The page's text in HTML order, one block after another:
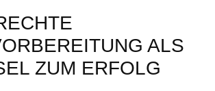
ALS
ZUM ERFOLG